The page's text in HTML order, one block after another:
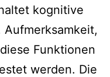
kognitive
Funktionen
werden. Die